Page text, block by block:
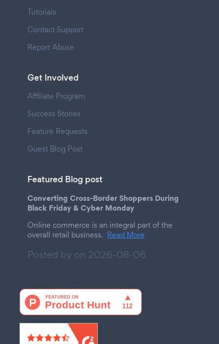
Tutorials
Contact Support
Report Abuse
Get Involved
Affiliate Program
Success Stories
Feature Requests
Guest Blog Post
Featured Blog post
Converting Cross-Border Shoppers During
Black Friday & Cyber Monday
Online commerce is an integral part of the
overall retail business. Read More
Posted by on 2026-08-06